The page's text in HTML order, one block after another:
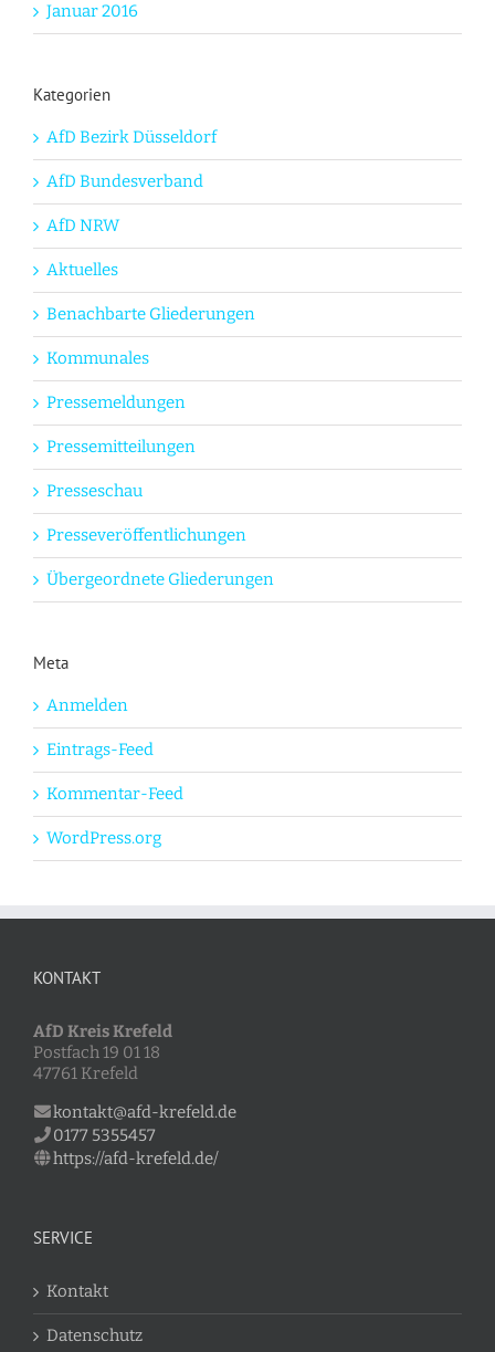
Januar 2016
Kategorien
AfD Bezirk Düsseldorf
AfD Bundesverband
AfD NRW
Aktuelles
Benachbarte Gliederungen
Kommunales
Pressemeldungen
Pressemitteilungen
Presseschau
Presseveröffentlichungen
Übergeordnete Gliederungen
Meta
Anmelden
Eintrags-Feed
Kommentar-Feed
WordPress.org
KONTAKT
AfD Kreis Krefeld
Postfach 19 01 18
47761 Krefeld
kontakt@afd-krefeld.de
0177 5355457
https://afd-krefeld.de/
SERVICE
Kontakt
Datenschutz